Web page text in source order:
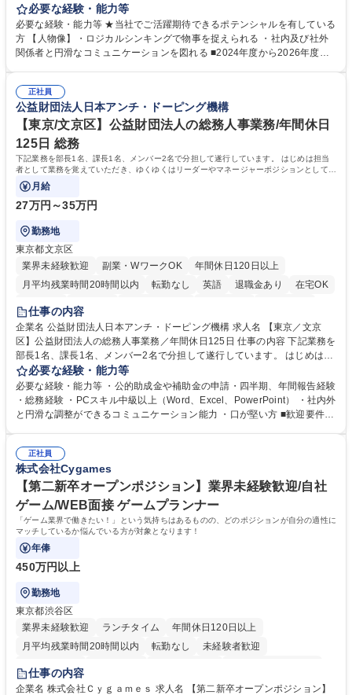
す。 【業務内容の一例】■所属事業部の勤労業務 ■海外に関係する各種業
務 ■営業部門の企画スタッフ、ルート営業 【キャリアパス】入社後の配属
ポジションで一定期間ご活躍頂いた後、本人の適性及び将来のキャリアを
鑑みてジョブローテーションを行います。 【育成】OJTでの現場育成や研
表するインフラ企業 #ポテンシャル採用
必要な経験・能力等
必要な経験・能力等 ★当社でご活躍期待できるポテンシャルを有している
方 【人物像】・ロジカルシンキングで物事を捉えられる ・社内及び社外
関係者と円滑なコミュニケーションを図れる ■2024年度から2026年度ま
72.html ■エネルギーセキュリティの不安定化や気候変動による自然災害の
甚大化など、これまで以上に社会課題解決の重要性が高まっています。
「未来の日常」の創造に向けて持続可能な社会の実現に貢献してまいりま
す。 学歴・資格 学歴：大学院 大学 語学力： 資格：
正社員
公益財団法人日本アンチ・ドーピング機構
【東京/文京区】公益財団法人の総務人事業務/年間休日
125日 総務
下記業務を部長1名、課長1名、メンバー2名で分担して遂行しています。 はじめは担当
者として業務を覚えていただき、ゆくゆくはリーダーやマネージャーポジションとして活
躍いただくことを期待しています。
月給
27万円～35万円
勤務地
東京都文京区
業界未経験歓迎
副業・WワークOK
年間休日120日以上
月平均残業時間20時間以内
転勤なし 英語 退職金あり
在宅OK
賞与あり
育休あり
食事補助あり
仕事の内容
企業名 公益財団法人日本アンチ・ドーピング機構 求人名 【東京／文京
区】公益財団法人の総務人事業務／年間休日125日 仕事の内容 下記業務を
部長1名、課長1名、メンバー2名で分担して遂行しています。 はじめは担
当者として業務を覚えていただき、ゆくゆくはリーダーやマネージャーポ
ジションとして活躍いただくことを期待しています。 【総務・人事グルー
プの業務内容】 ・人事制度関連 ・採用活動 ・教育研修の企画、実行 ・勤
怠管理 ・官公庁への各種提出 ・法定の会議運営（評議員会、理事会） ・
管理 ・福利厚生関連 ・職員からの問合せ、相談対応 ・その他日常の総務
業務全般 募集職種 【東京／文京区】公益財団法人の総務人事業務／年間
休日125日
必要な経験・能力等
必要な経験・能力等 ・公的助成金や補助金の申請・四半期、年間報告経験
・総務経験 ・PCスキル中級以上（Word、Excel、PowerPoint） ・社内外
と円滑な調整ができるコミュニケーション能力 ・口が堅い方 ■歓迎要件
正社員
株式会社Cygames
【第二新卒オープンポジション】業界未経験歓迎/自社
ゲーム/WEB面接 ゲームプランナー
「ゲーム業界で働きたい！」という気持ちはあるものの、どのポジションが自分の適性に
マッチしているか悩んでいる方が対象となります！
年俸
450万円以上
勤務地
東京都渋谷区
業界未経験歓迎
ランチタイム
年間休日120日以上
月平均残業時間20時間以内
転勤なし
未経験者歓迎
住宅手当あり
交通費支給
土日祝休み 服装自由 昼食補助あり
第二新卒歓迎
仕事の内容
企業名 株式会社Ｃｙｇａｍｅｓ 求人名 【第二新卒オープンポジション】